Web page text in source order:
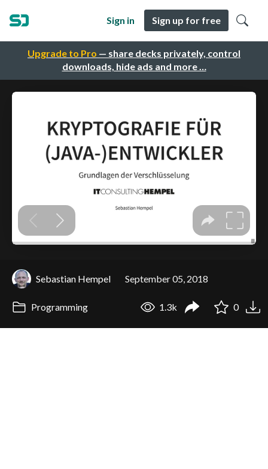
Upgrade to Pro — share decks privately, control
downloads, hide ads and more …
Sign in Sign up for free
Sebastian Hempel September 05, 2018
Programming 1.3k 0